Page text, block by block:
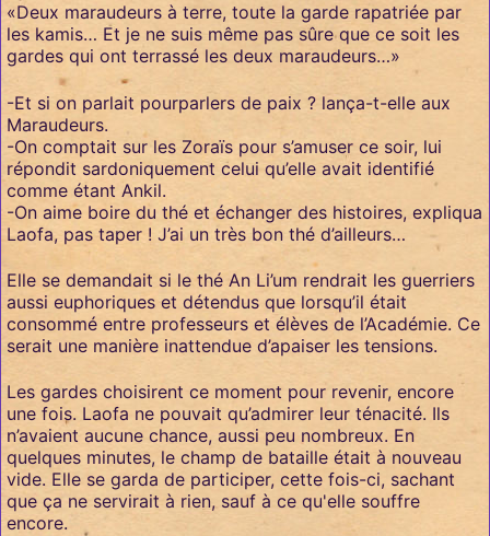
«Deux maraudeurs à terre, toute la garde rapatriée par
les kamis… Et je ne suis même pas sûre que ce soit les
gardes qui ont terrassé les deux maraudeurs…»
-Et si on parlait pourparlers de paix ? lança-t-elle aux
Maraudeurs.
-On comptait sur les Zoraïs pour s’amuser ce soir, lui
répondit sardoniquement celui qu’elle avait identifié
comme étant Ankil.
-On aime boire du thé et échanger des histoires, expliqua
Laofa, pas taper ! J’ai un très bon thé d’ailleurs…
Elle se demandait si le thé An Li’um rendrait les guerriers
aussi euphoriques et détendus que lorsqu’il était
consommé entre professeurs et élèves de l’Académie. Ce
serait une manière inattendue d’apaiser les tensions.
Les gardes choisirent ce moment pour revenir, encore
une fois. Laofa ne pouvait qu’admirer leur ténacité. Ils
n’avaient aucune chance, aussi peu nombreux. En
quelques minutes, le champ de bataille était à nouveau
vide. Elle se garda de participer, cette fois-ci, sachant
que ça ne servirait à rien, sauf à ce qu'elle souffre
encore.